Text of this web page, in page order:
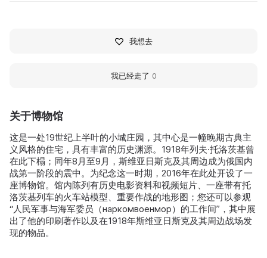
关于博物馆
这是一处19世纪上半叶的小城庄园，其中心是一幢晚期古典主
义风格的住宅，具有丰富的历史渊源。1918年列夫·托洛茨基曾
在此下榻；同年8月至9月，斯维亚日斯克及其周边成为俄国内
战第一阶段的震中。为纪念这一时期，2016年在此处开设了一
座博物馆。馆内陈列有历史电影资料和视频短片、一座带有托
洛茨基列车的火车站模型、重要作战的地形图；您还可以参观
“人民军事与海军委员（наркомвоенмор）的工作间”，其中展
出了他的印刷著作以及在1918年斯维亚日斯克及其周边战场发
现的物品。
我想去
我已经走了 0